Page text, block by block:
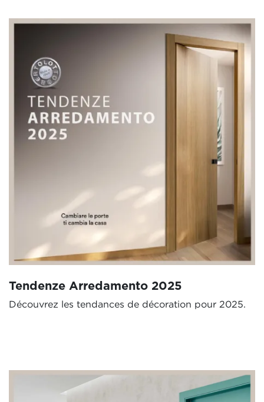
Tendenze Arredamento 2025
Découvrez les tendances de décoration pour 2025.